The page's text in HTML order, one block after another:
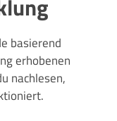
basierend
erhobenen
nachlesen,